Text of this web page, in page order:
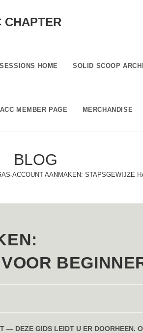
CHAPTER
HOME SOLID SCOOP
MEMBER PAGE MERCHANDISE
BLOG
ACCOUNT AANMAKEN: STAPSGEWIJZE
— DEZE GIDS LEIDT U ER DOORHEEN.